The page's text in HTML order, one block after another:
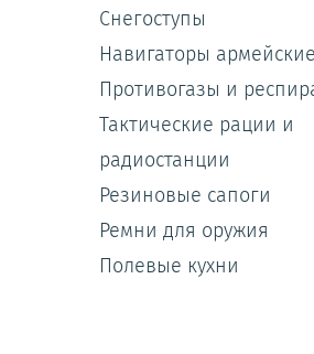
Снегоступы
Навигаторы армейские
Противогазы и
Тактические рации и
радиостанции
Резиновые сапоги
Ремни для оружия
Полевые кухни